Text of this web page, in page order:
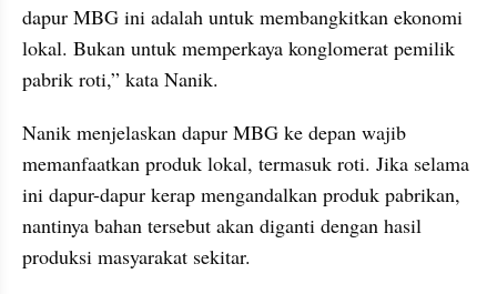
dapur MBG ini adalah untuk membangkitkan ekonomi
lokal. Bukan untuk memperkaya konglomerat pemilik
pabrik roti,” kata Nanik.
Nanik menjelaskan dapur MBG ke depan wajib
memanfaatkan produk lokal, termasuk roti. Jika selama
ini dapur-dapur kerap mengandalkan produk pabrikan,
nantinya bahan tersebut akan diganti dengan hasil
produksi masyarakat sekitar.